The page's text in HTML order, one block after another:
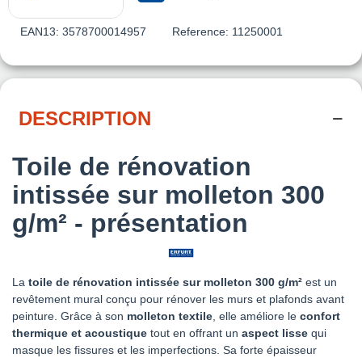
EAN13: 3578700014957 Reference: 11250001
DESCRIPTION
Toile de rénovation
intissée sur molleton 300
g/m² - présentation
La toile de rénovation intissée sur molleton 300 g/m² est un
revêtement mural conçu pour rénover les murs et plafonds avant
peinture. Grâce à son molleton textile , elle améliore le confort
thermique et acoustique tout en offrant un aspect lisse qui
masque les fissures et les imperfections. Sa forte épaisseur